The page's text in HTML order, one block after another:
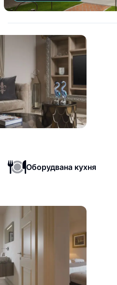
Оборудвана кухня